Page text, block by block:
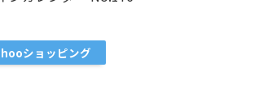
ショッピング